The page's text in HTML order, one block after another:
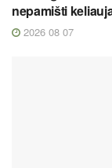
nepamišti
2026 08 07